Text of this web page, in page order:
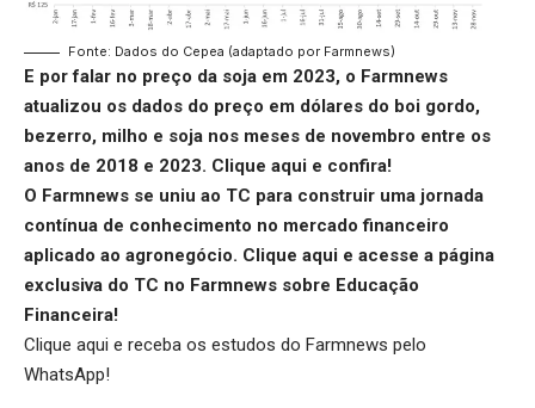
Fonte: Dados do Cepea (adaptado por Farmnews)
E por falar no preço da soja em 2023, o Farmnews
atualizou os dados do preço em dólares do boi gordo,
bezerro, milho e soja nos meses de novembro entre os
anos de 2018 e 2023. Clique aqui e confira!
O Farmnews se uniu ao TC para construir uma jornada
contínua de conhecimento no mercado financeiro
aplicado ao agronegócio. Clique aqui e acesse a página
exclusiva do TC no Farmnews sobre Educação
Financeira!
Clique aqui e receba os estudos do Farmnews pelo
WhatsApp!